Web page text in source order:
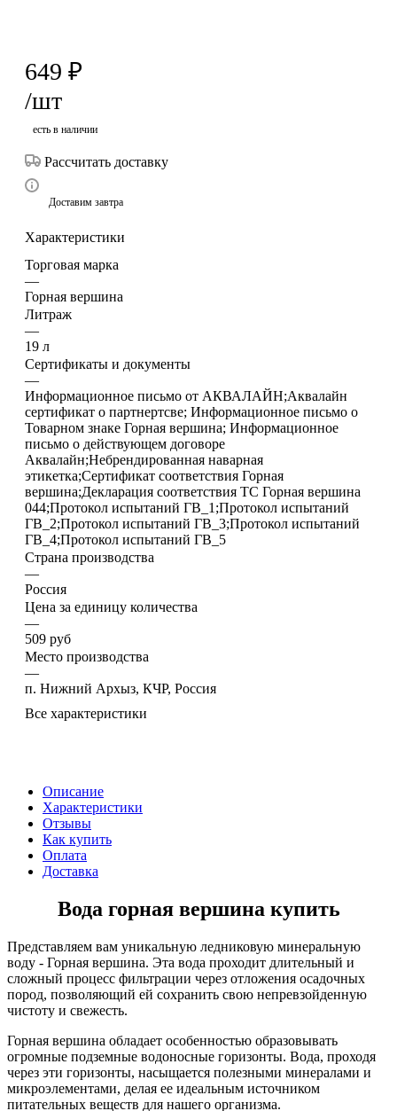
649 ₽
/шт
есть в наличии
Рассчитать доставку
Доставим завтра
Характеристики
Торговая марка
—
Горная вершина
Литраж
—
19 л
Сертификаты и документы
—
Информационное письмо от АКВАЛАЙН;Аквалайн
сертификат о партнертсве; Информационное письмо о
Товарном знаке Горная вершина; Информационное
письмо о действующем договоре
Аквалайн;Небрендированная наварная
этикетка;Сертификат соответствия Горная
вершина;Декларация соответствия ТС Горная вершина
044;Протокол испытаний ГВ_1;Протокол испытаний
ГВ_2;Протокол испытаний ГВ_3;Протокол испытаний
ГВ_4;Протокол испытаний ГВ_5
Страна производства
—
Россия
Цена за единицу количества
—
509 руб
Место производства
—
п. Нижний Архыз, КЧР, Россия
Все характеристики
Описание
Характеристики
Отзывы
Как купить
Оплата
Доставка
Вода горная вершина купить
Представляем вам уникальную ледниковую минеральную
воду - Горная вершина. Эта вода проходит длительный и
сложный процесс фильтрации через отложения осадочных
пород, позволяющий ей сохранить свою непревзойденную
чистоту и свежесть.
Горная вершина обладает особенностью образовывать
огромные подземные водоносные горизонты. Вода, проходя
через эти горизонты, насыщается полезными минералами и
микроэлементами, делая ее идеальным источником
питательных веществ для нашего организма.